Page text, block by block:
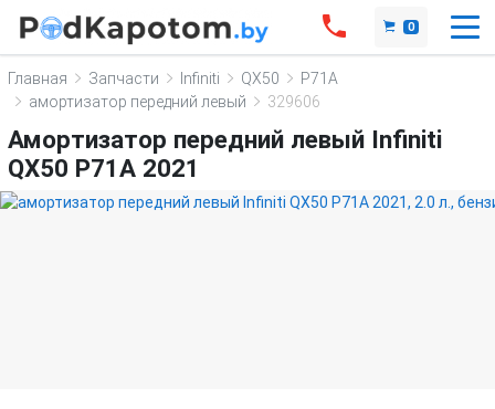
0
Главная Запчасти Infiniti QX50
P71A
амортизатор передний левый
329606
Амортизатор передний левый Infiniti
QX50 P71A 2021